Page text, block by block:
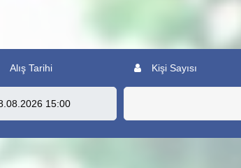
Alış Tarihi Kişi Sayısı